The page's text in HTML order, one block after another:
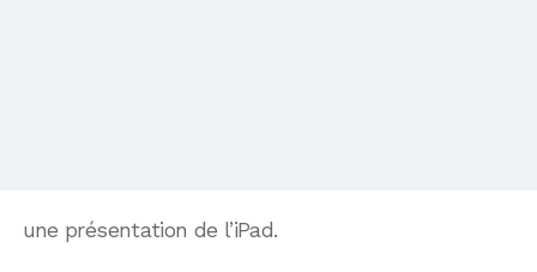
une présentation de l’iPad.